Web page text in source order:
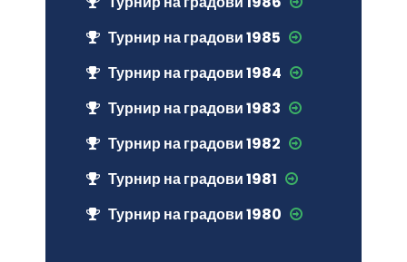
Турнир на градови 1985
Турнир на градови 1984
Турнир на градови 1983
Турнир на градови 1982
Турнир на градови 1981
Турнир на градови 1980